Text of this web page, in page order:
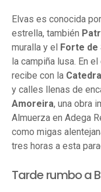
Elvas es conocida
estrella, también
muralla y el
Forte de
la campiña lusa. En
recibe con la
y calles llenas de
Amoreira, una obra
Almuerza en Adega
como migas
tres horas a esta
Tarde rumbo a